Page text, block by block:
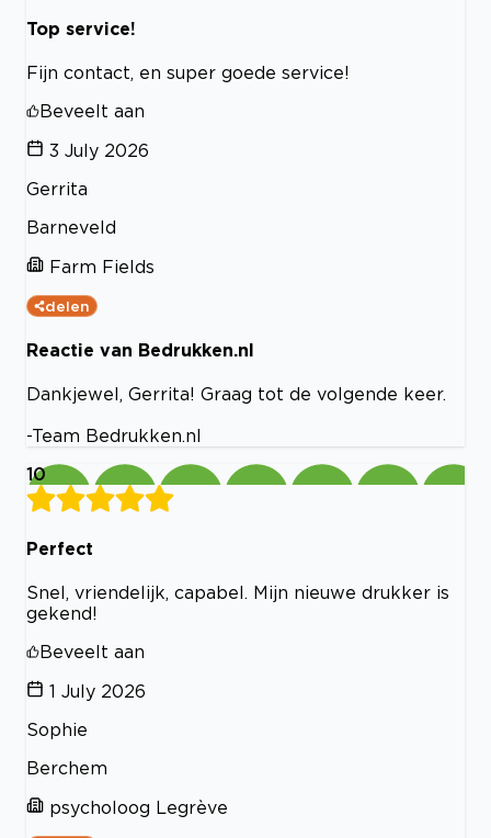
Top service!
Fijn contact, en super goede service!
Beveelt aan
3 July 2026
Gerrita
Barneveld
Farm Fields
delen
Reactie van Bedrukken.nl
Dankjewel, Gerrita! Graag tot de volgende keer.
-Team Bedrukken.nl
10
Perfect
Snel, vriendelijk, capabel. Mijn nieuwe drukker is
gekend!
Beveelt aan
1 July 2026
Sophie
Berchem
psycholoog Legrève